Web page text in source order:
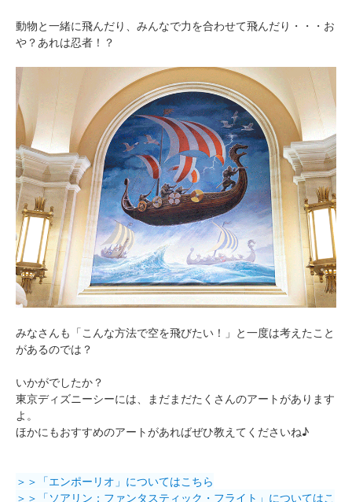
動物と一緒に飛んだり、みんなで力を合わせて飛んだり・・・お
や？あれは忍者！？
みなさんも「こんな方法で空を飛びたい！」と一度は考えたこと
があるのでは？
いかがでしたか？
東京ディズニーシーには、まだまだたくさんのアートがあります
よ。
ほかにもおすすめのアートがあればぜひ教えてくださいね♪
＞＞「エンポーリオ」についてはこちら
＞＞「ソアリン：ファンタスティック・フライト」についてはこ